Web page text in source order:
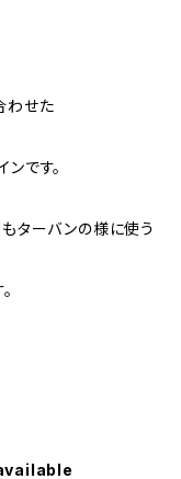
わせた
です。
ターバンの様に使う